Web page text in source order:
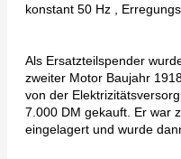
konstant 50 Hz ,
Als Ersatzteilspender
zweiter Motor Baujahr
von der
7.000 DM gekauft. Er war
eingelagert und wurde